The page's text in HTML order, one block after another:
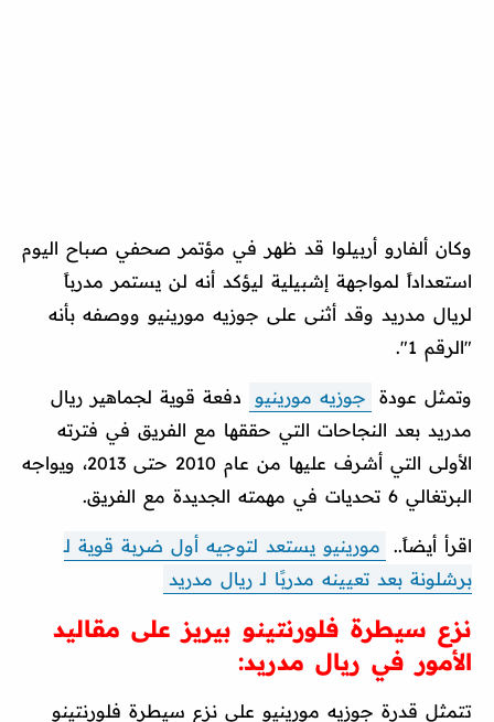
وكان ألفارو أربيلوا قد ظهر في مؤتمر صحفي صباح اليوم
استعداداً لمواجهة إشبيلية ليؤكد أنه لن يستمر مدرباً
لريال مدريد وقد أثنى على جوزيه مورينيو ووصفه بأنه
"الرقم 1".
وتمثل عودة جوزيه مورينيو
دفعة قوية لجماهير ريال
مدريد بعد النجاحات التي حققها مع الفريق في فترته
الأولى التي أشرف عليها من عام 2010 حتى 2013، ويواجه
البرتغالي 6 تحديات في مهمته الجديدة مع الفريق.
اقرأ أيضاً..
مورينيو يستعد لتوجيه أول ضربة قوية لـ
برشلونة بعد تعيينه مدربًا لـ ريال مدريد
نزع سيطرة فلورنتينو بيريز على مقاليد
الأمور في ريال مدريد:
تتمثل قدرة جوزيه مورينيو على نزع سيطرة فلورنتينو